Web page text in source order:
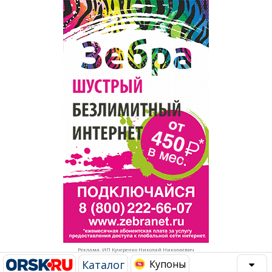
Реклама. ИП Кучеренко Николай Николаевич
Каталог Купоны
Рестораны, кафе, бары
Развлечения и отдых
Спорт Фитнес
Недвижимость
Красота Косметология
Торговля
Бизнес и финансы
Юристы, Экспертиза, Страхование
Ремонт
Социальные организации
Это интересно
Администрация
Популярное →